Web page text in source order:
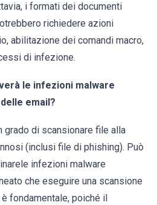
i formati dei documenti
richiedere azioni
abilitazione dei comandi macro,
di infezione.
le infezioni malware
email?
grado di scansionare file alla
(inclusi file di phishing). Può
infezioni malware
che eseguire una scansione
fondamentale, poiché il